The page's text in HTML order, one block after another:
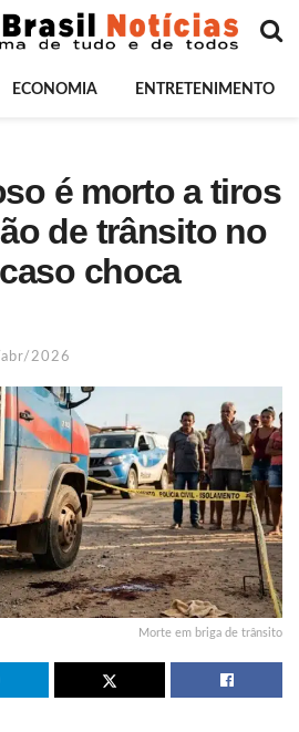
ECONOMIA ENTRETENIMENTO
é morto a tiros
de trânsito no
choca
2026
Morte em briga de trânsito